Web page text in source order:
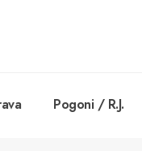
Pogoni / R.J.